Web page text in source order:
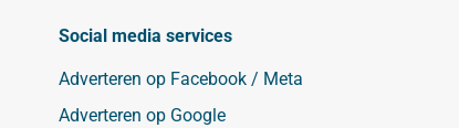
Social media services
Adverteren op Facebook / Meta
Adverteren op Google